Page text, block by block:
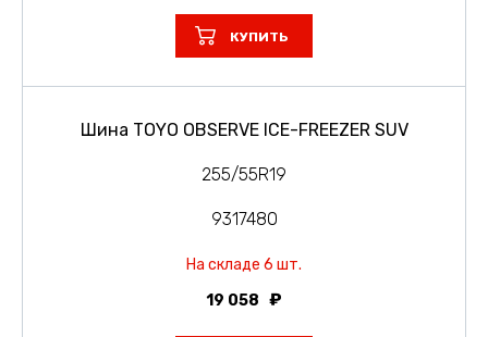
КУПИТЬ
Шина TOYO OBSERVE ICE-FREEZER SUV
255/55R19
9317480
На складе 6 шт.
19 058